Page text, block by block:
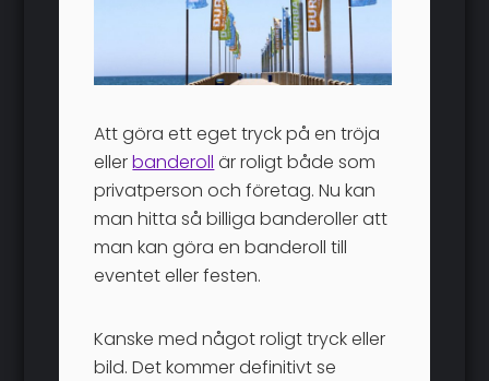
Att göra ett eget tryck på en tröja
ellerbanderoll är roligt både som
privatperson och företag. Nu kan
man hitta så billiga banderoller att
man kan göra en banderoll till
eventet eller festen.
Kanske med något roligt tryck eller
bild. Det kommer definitivt se